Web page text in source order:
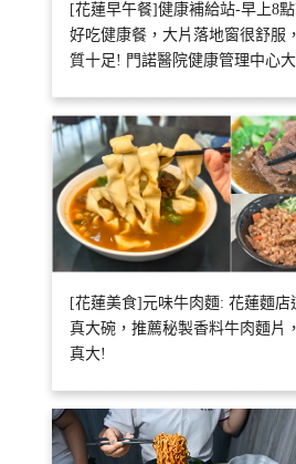
[花蓮早午餐]健康補給站-早上8
好吃健康餐，大片落地窗很舒服
質十足! 門諾醫院健康管理中心
[花蓮美食]元味牛肉麵: 花蓮麵店
真大碗，推薦秘製香料牛肉麵片
真大!